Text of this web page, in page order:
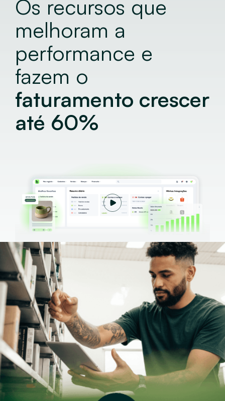
Os recursos que
melhoram a
performance e
fazem o
faturamento crescer
até 60%